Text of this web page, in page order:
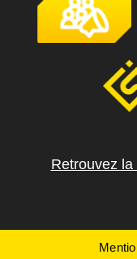
Retrouvez